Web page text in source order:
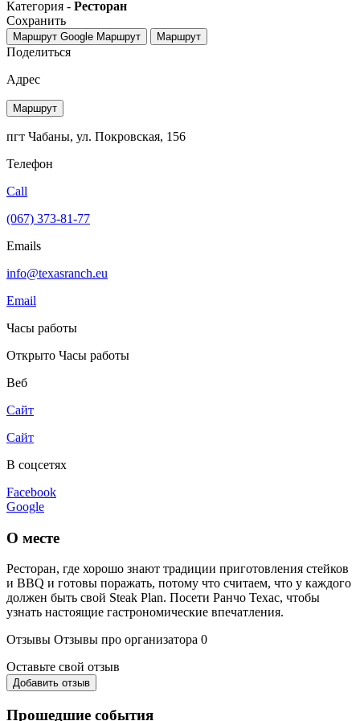
Категория - Ресторан
Сохранить
Маршрут Google Маршрут Маршрут
Поделиться
Адрес
Маршрут
пгт Чабаны, ул. Покровская, 156
Телефон
Call
(067) 373-81-77
Emails
info@texasranch.eu
Email
Часы работы
Открыто Часы работы
Веб
Сайт
Сайт
В соцсетях
Facebook
Google
О месте
Ресторан, где хорошо знают традиции приготовления стейков
и BBQ и готовы поражать, потому что считаем, что у каждого
должен быть свой Steak Plan. Посети Ранчо Техас, чтобы
узнать настоящие гастрономические впечатления.
Отзывы Отзывы про организатора 0
Оставьте свой отзыв
Добавить отзыв
Прошедшие события